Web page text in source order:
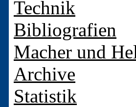
Technik
Bibliografien
Macher und
Archive
Statistik